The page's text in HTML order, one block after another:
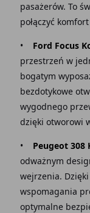
pasażerów. To
połączyć
• Ford Focus
przestrzeń w
bogatym
bezdotykowe
wygodnego
dzięki otworowi
• Peugeot 308
odważnym
wejrzenia.
wspomagania
optymalne